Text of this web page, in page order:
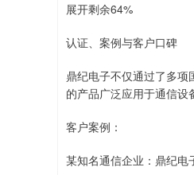
展开剩余64%
认证、案例与客户口碑
鼎纪电子不仅通过了多
的产品广泛应用于通信设
客户案例：
某知名通信企业：鼎纪电